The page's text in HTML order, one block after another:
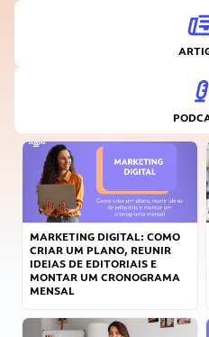
MARKETING DIGITAL: COMO
CRIAR UM PLANO, REUNIR
IDEIAS DE EDITORIAIS E
MONTAR UM CRONOGRAMA
MENSAL